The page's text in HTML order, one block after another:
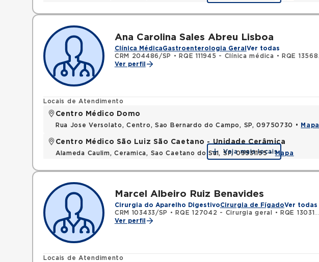
Ana Carolina Sales Abreu Lisboa
Clínica MédicaGastroenterologia Geral Ver todas
CRM 204486/SP
• RQE 111945 - Clínica médica •
RQE 135680 - Gastroenterologia
Ver perfil
Locais de Atendimento
Centro Médico Domo
Rua Jose Versolato, Centro, Sao Bernardo do Campo, SP, 09750730 • Mapa
Centro Médico São Luiz São Caetano - Unidade Cerâmica
Alameda Caulim, Ceramica, Sao Caetano do Sul, SP, 09531195 •Mapa
Veja mais locais
Marcel Albeiro Ruiz Benavides
Cirurgia do Aparelho DigestivoCirurgia de FígadoVer todas
CRM 103433/SP
• RQE 127042 - Cirurgia geral •
RQE 130312 - Medicina do tráfego
Ver perfil
Locais de Atendimento